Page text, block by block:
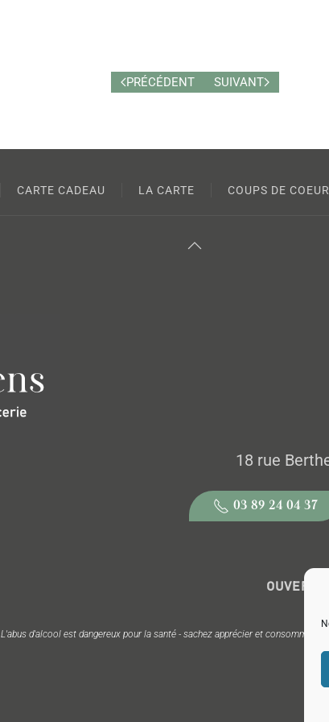
PRÉCÉDENT SUIVANT
CARTE CADEAU LA CARTE COUPS DE COEUR
18 rue
03 89 24 04 37
OUVERT
L'abus d'alcool est dangereux pour la santé - sachez apprécier et consommer